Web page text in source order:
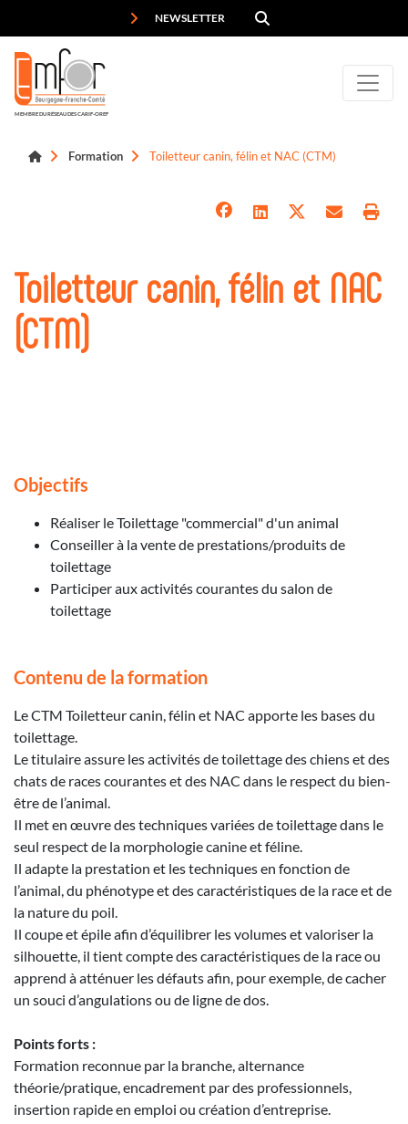
NEWSLETTER
MEMBRE DU RÉSEAU DES CARIF-OREF
Formation Toiletteur canin, félin et NAC (CTM)
Toiletteur canin, félin et NAC
(CTM)
Objectifs
Réaliser le Toilettage "commercial" d'un animal
Conseiller à la vente de prestations/produits de
toilettage
Participer aux activités courantes du salon de
toilettage
Contenu de la formation
Le CTM Toiletteur canin, félin et NAC apporte les bases du
toilettage.
Le titulaire assure les activités de toilettage des chiens et des
chats de races courantes et des NAC dans le respect du bien-
être de l’animal.
Il met en œuvre des techniques variées de toilettage dans le
seul respect de la morphologie canine et féline.
Il adapte la prestation et les techniques en fonction de
l’animal, du phénotype et des caractéristiques de la race et de
la nature du poil.
Il coupe et épile afin d’équilibrer les volumes et valoriser la
silhouette, il tient compte des caractéristiques de la race ou
apprend à atténuer les défauts afin, pour exemple, de cacher
un souci d’angulations ou de ligne de dos.
Points forts :
Formation reconnue par la branche, alternance
théorie/pratique, encadrement par des professionnels,
insertion rapide en emploi ou création d’entreprise.
Panneau de gestion des cookies